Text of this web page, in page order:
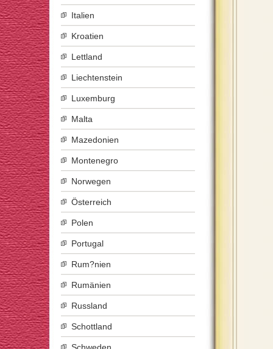
Italien
Kroatien
Lettland
Liechtenstein
Luxemburg
Malta
Mazedonien
Montenegro
Norwegen
Österreich
Polen
Portugal
Rum?nien
Rumänien
Russland
Schottland